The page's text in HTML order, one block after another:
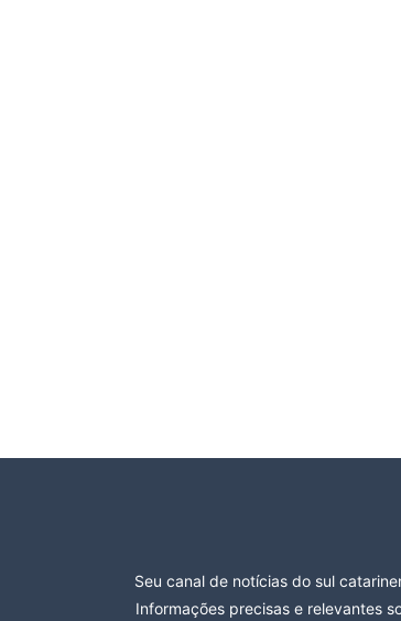
Seu canal de notícias do sul
Informações precisas e relevantes